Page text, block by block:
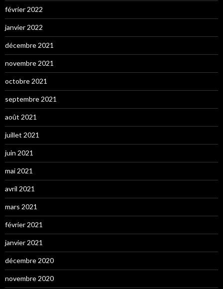
février 2022
janvier 2022
décembre 2021
novembre 2021
octobre 2021
septembre 2021
août 2021
juillet 2021
juin 2021
mai 2021
avril 2021
mars 2021
février 2021
janvier 2021
décembre 2020
novembre 2020